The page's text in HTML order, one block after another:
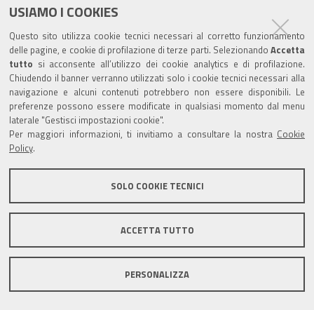
USIAMO I COOKIES
Questo sito utilizza cookie tecnici necessari al corretto funzionamento
delle pagine, e cookie di profilazione di terze parti. Selezionando Accetta
tutto si acconsente all’utilizzo dei cookie analytics e di profilazione.
Chiudendo il banner verranno utilizzati solo i cookie tecnici necessari alla
navigazione e alcuni contenuti potrebbero non essere disponibili. Le
preferenze possono essere modificate in qualsiasi momento dal menu
laterale "Gestisci impostazioni cookie".
Per maggiori informazioni, ti invitiamo a consultare la nostra Cookie
Policy.
SOLO COOKIE TECNICI
ACCETTA TUTTO
PERSONALIZZA
l'immagine
alle
dimensioni
originali…